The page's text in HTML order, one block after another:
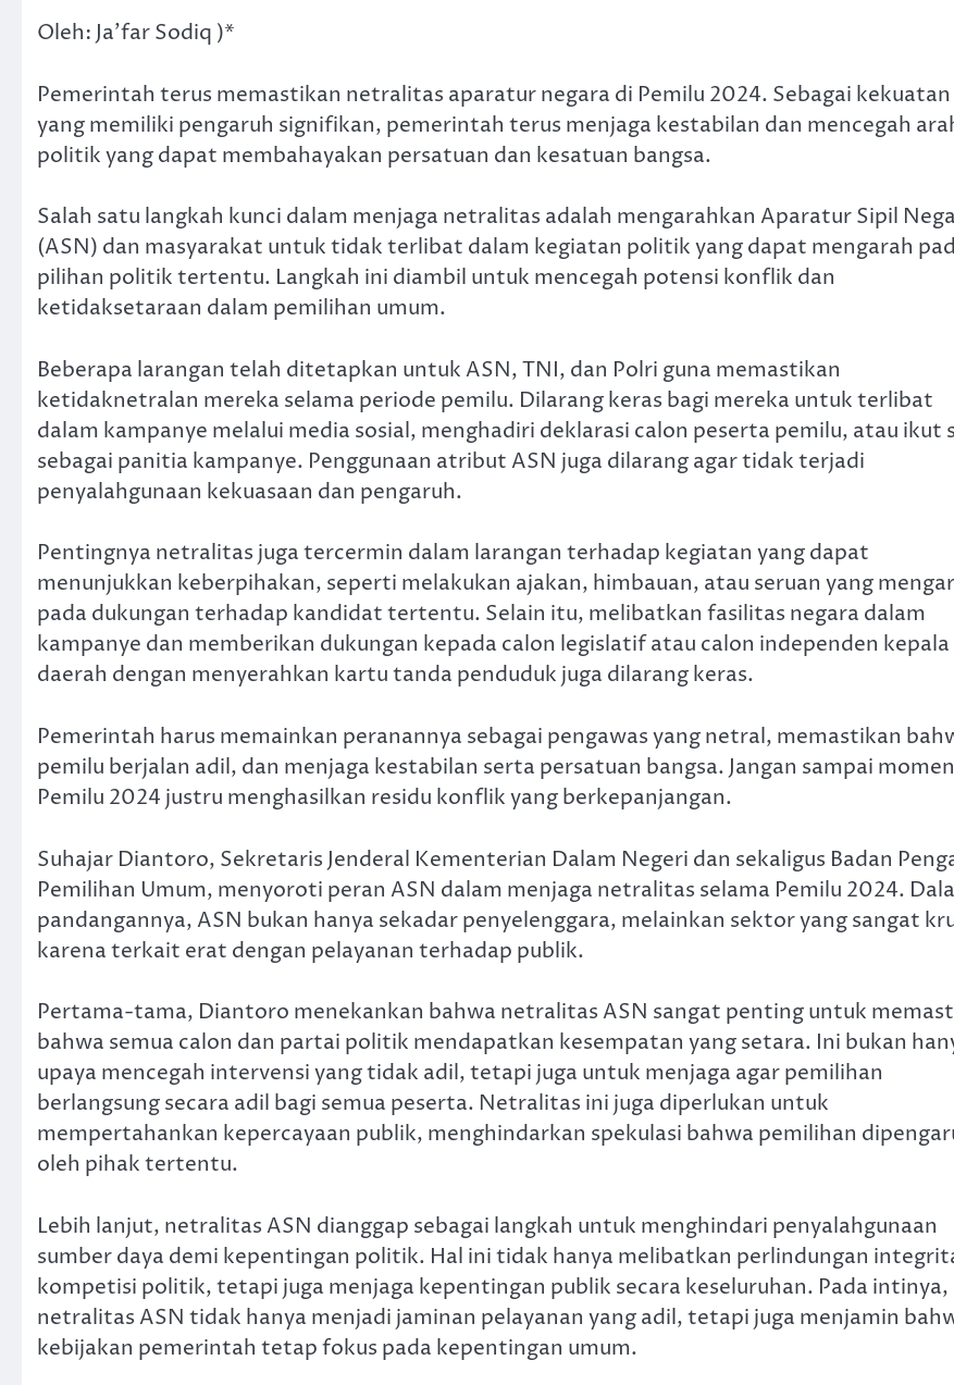
Oleh: Ja’far Sodiq )*
Pemerintah terus memastikan netralitas aparatur negara di Pemilu 2024. Sebagai kekuatan
yang memiliki pengaruh signifikan, pemerintah terus menjaga kestabilan dan mencegah
politik yang dapat membahayakan persatuan dan kesatuan bangsa.
Salah satu langkah kunci dalam menjaga netralitas adalah mengarahkan Aparatur Sipil
(ASN) dan masyarakat untuk tidak terlibat dalam kegiatan politik yang dapat mengarah
pilihan politik tertentu. Langkah ini diambil untuk mencegah potensi konflik dan
ketidaksetaraan dalam pemilihan umum.
Beberapa larangan telah ditetapkan untuk ASN, TNI, dan Polri guna memastikan
ketidaknetralan mereka selama periode pemilu. Dilarang keras bagi mereka untuk terlibat
dalam kampanye melalui media sosial, menghadiri deklarasi calon peserta pemilu, atau ikut
sebagai panitia kampanye. Penggunaan atribut ASN juga dilarang agar tidak terjadi
penyalahgunaan kekuasaan dan pengaruh.
Pentingnya netralitas juga tercermin dalam larangan terhadap kegiatan yang dapat
menunjukkan keberpihakan, seperti melakukan ajakan, himbauan, atau seruan yang
pada dukungan terhadap kandidat tertentu. Selain itu, melibatkan fasilitas negara dalam
kampanye dan memberikan dukungan kepada calon legislatif atau calon independen kepala
daerah dengan menyerahkan kartu tanda penduduk juga dilarang keras.
Pemerintah harus memainkan peranannya sebagai pengawas yang netral, memastikan
pemilu berjalan adil, dan menjaga kestabilan serta persatuan bangsa. Jangan sampai momen
Pemilu 2024 justru menghasilkan residu konflik yang berkepanjangan.
Suhajar Diantoro, Sekretaris Jenderal Kementerian Dalam Negeri dan sekaligus Badan
Pemilihan Umum, menyoroti peran ASN dalam menjaga netralitas selama Pemilu 2024.
pandangannya, ASN bukan hanya sekadar penyelenggara, melainkan sektor yang sangat
karena terkait erat dengan pelayanan terhadap publik.
Pertama-tama, Diantoro menekankan bahwa netralitas ASN sangat penting untuk
bahwa semua calon dan partai politik mendapatkan kesempatan yang setara. Ini bukan
upaya mencegah intervensi yang tidak adil, tetapi juga untuk menjaga agar pemilihan
berlangsung secara adil bagi semua peserta. Netralitas ini juga diperlukan untuk
mempertahankan kepercayaan publik, menghindarkan spekulasi bahwa pemilihan
oleh pihak tertentu.
Lebih lanjut, netralitas ASN dianggap sebagai langkah untuk menghindari penyalahgunaan
sumber daya demi kepentingan politik. Hal ini tidak hanya melibatkan perlindungan
kompetisi politik, tetapi juga menjaga kepentingan publik secara keseluruhan. Pada intinya,
netralitas ASN tidak hanya menjadi jaminan pelayanan yang adil, tetapi juga menjamin
kebijakan pemerintah tetap fokus pada kepentingan umum.